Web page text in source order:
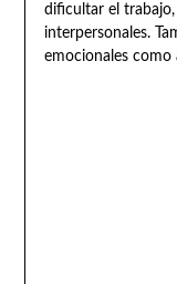
dificultar el trabajo,
interpersonales.
emocionales como